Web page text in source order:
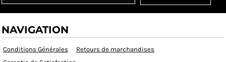
NAVIGATION
Conditions Générales
Retours de marchandises